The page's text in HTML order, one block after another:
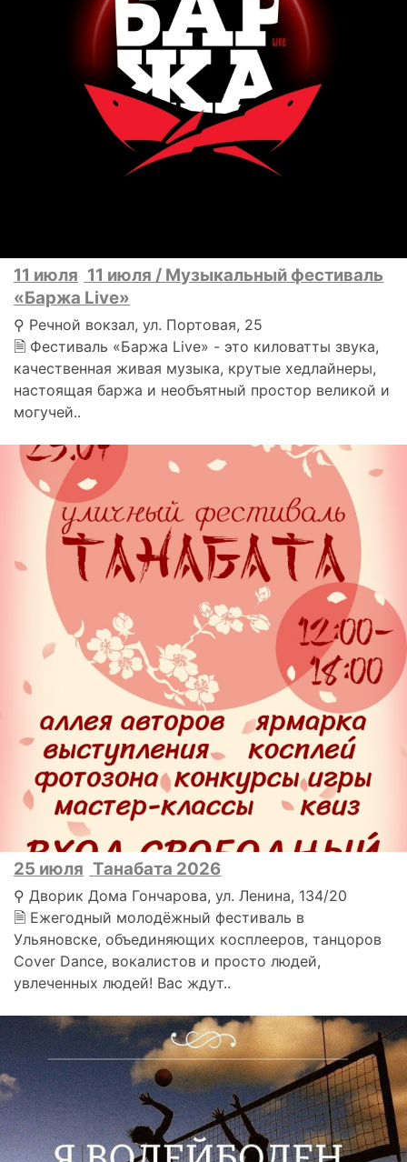
11 июля 11 июля / Музыкальный фестиваль
«Баржа Live»
⚲ Речной вокзал, ул. Портовая, 25
🗎 Фестиваль «Баржа Live» - это киловатты звука,
качественная живая музыка, крутые хедлайнеры,
настоящая баржа и необъятный простор великой и
могучей..
25 июля Танабата 2026
⚲ Дворик Дома Гончарова, ул. Ленина, 134/20
🗎 Ежегодный молодёжный фестиваль в
Ульяновске, объединяющих косплееров, танцоров
Cover Dance, вокалистов и просто людей,
увлеченных людей! Вас ждут..